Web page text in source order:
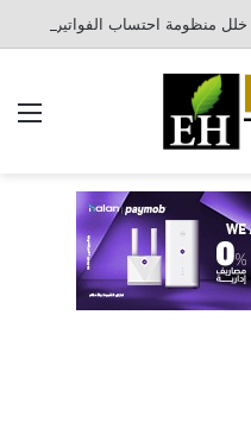
منظومة احتساب الفواتير